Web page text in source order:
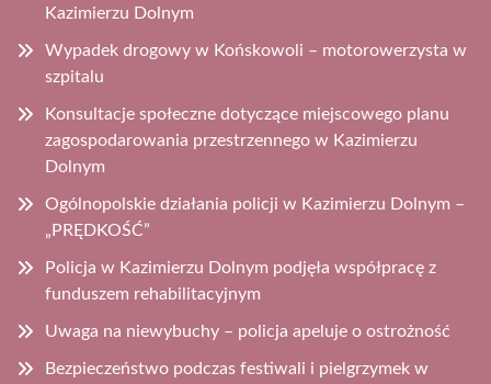
Kazimierzu Dolnym
Wypadek drogowy w Końskowoli – motorowerzysta w
szpitalu
Konsultacje społeczne dotyczące miejscowego planu
zagospodarowania przestrzennego w Kazimierzu
Dolnym
Ogólnopolskie działania policji w Kazimierzu Dolnym –
„PRĘDKOŚĆ”
Policja w Kazimierzu Dolnym podjęła współpracę z
funduszem rehabilitacyjnym
Uwaga na niewybuchy – policja apeluje o ostrożność
Bezpieczeństwo podczas festiwali i pielgrzymek w